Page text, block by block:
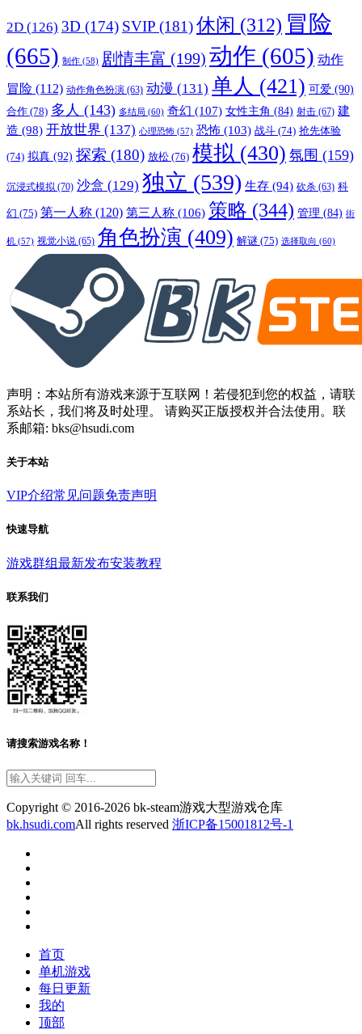
2D (126) 3D (174) SVIP (181)休闲 (312) 冒险
(665) 制作 (58) 剧情丰富 (199) 动作 (605) 动作
冒险 (112) 动作角色扮演 (63) 动漫 (131) 单人 (421) 可爱 (90)
合作 (78) 多人 (143) 多结局 (60) 奇幻 (107) 女性主角 (84) 射击 (67) 建
造 (98) 开放世界 (137) 心理恐怖 (57) 恐怖 (103) 战斗 (74) 抢先体验
(74) 拟真 (92) 探索 (180) 放松 (76) 模拟 (430) 氛围 (159)
沉浸式模拟 (70) 沙盒 (129) 独立 (539) 生存 (94) 砍杀 (63) 科
幻 (75) 第一人称 (120) 第三人称 (106) 策略 (344) 管理 (84) 街
机 (57) 视觉小说 (65) 角色扮演 (409) 解谜 (75) 选择取向 (60)
声明：本站所有游戏来源于互联网！若侵犯到您的权益，请联
系站长，我们将及时处理。 请购买正版授权并合法使用。联
系邮箱: bks@hsudi.com
关于本站
VIP介绍常见问题免责声明
快速导航
游戏群组最新发布安装教程
联系我们
请搜索游戏名称！
Copyright © 2016-2026 bk-steam游戏大型游戏仓库
bk.hsudi.comAll rights reserved 浙ICP备15001812号-1
首页
单机游戏
每日更新
我的
顶部